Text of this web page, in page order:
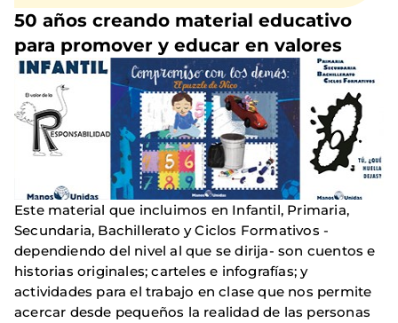
50 años creando material educativo
para promover y educar en valores
Este material que incluimos en Infantil, Primaria,
Secundaria, Bachillerato y Ciclos Formativos -
dependiendo del nivel al que se dirija- son cuentos e
historias originales; carteles e infografías; y
actividades para el trabajo en clase que nos permite
acercar desde pequeños la realidad de las personas